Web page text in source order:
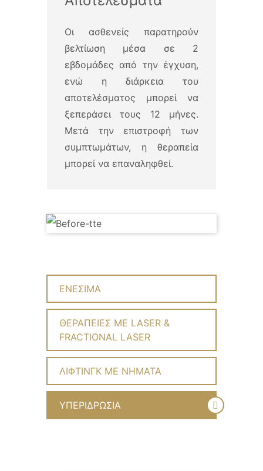
ΕΝΕΣΙΜΑ
ΘΕΡΑΠΕΙΕΣ ΜΕ LASER &
FRACTIONAL LASER
ΛΙΦΤΙΝΓΚ ΜΕ ΝΗΜΑΤΑ
ΥΠΕΡΙΔΡΩΣΙΑ
Οι ασθενείς παρατηρούν
βελτίωση μέσα σε 2
εβδομάδες από την έγχυση,
ενώ η διάρκεια του
αποτελέσματος μπορεί να
ξεπεράσει τους 12 μήνες.
Μετά την επιστροφή των
συμπτωμάτων, η θεραπεία
μπορεί να επαναληφθεί.